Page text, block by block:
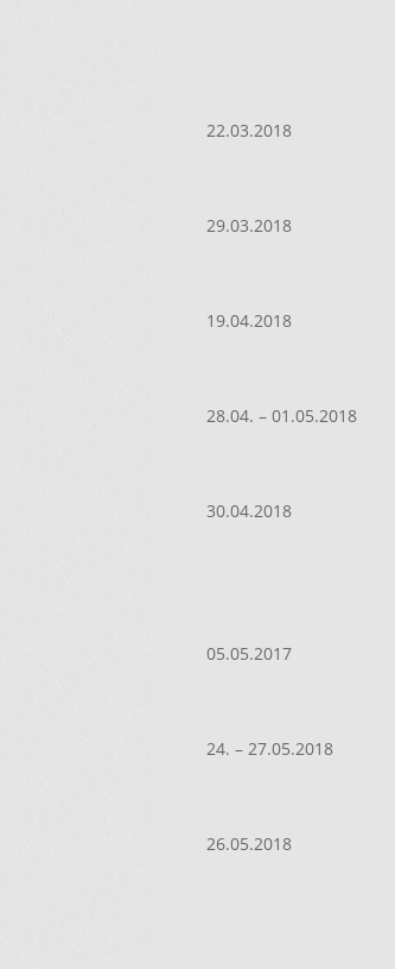
22.03.2018
29.03.2018
19.04.2018
28.04. – 01.05.2018
30.04.2018
05.05.2017
24. – 27.05.2018
26.05.2018